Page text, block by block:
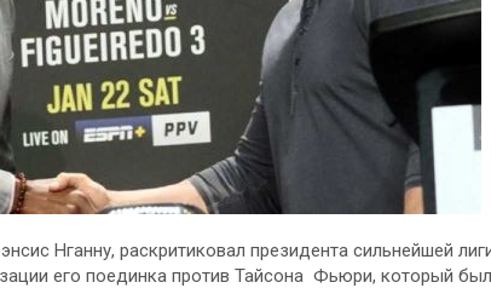
Нганну, раскритиковал президента сильнейшей
его поединка против Тайсона Фьюри, который был